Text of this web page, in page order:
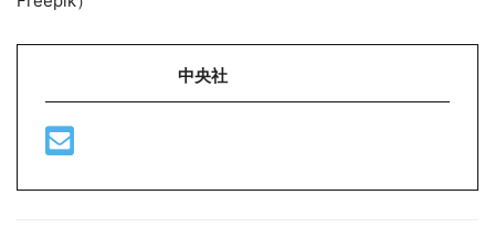
中央社